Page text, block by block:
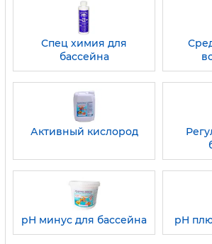
Спец химия для
бассейна
Активный кислород
pH минус для бассейна pH